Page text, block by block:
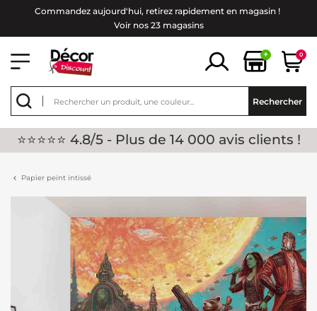
Commandez aujourd'hui, retirez rapidement en magasin !
Voir nos 23 magasins
+ 0
Rechercher
⭐⭐⭐⭐⭐ 4.8/5 - Plus de 14 000 avis clients !
Papier peint intissé